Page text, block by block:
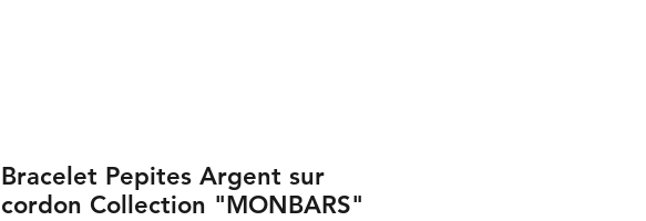
Bracelet Pepites Argent sur
cordon Collection "MONBARS"